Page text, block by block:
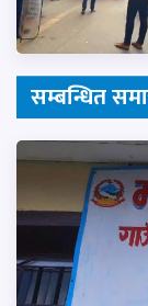
सम्बन्धित